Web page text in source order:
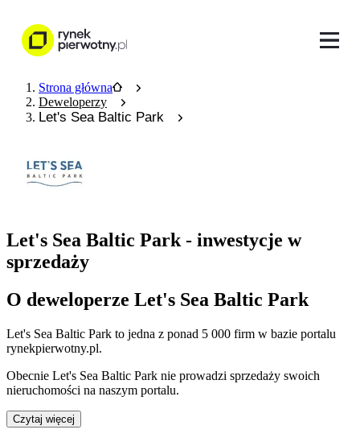
Strona główna
Deweloperzy
Let's Sea Baltic Park
Let's Sea Baltic Park - inwestycje w
sprzedaży
O deweloperze Let's Sea Baltic Park
Let's Sea Baltic Park to jedna z ponad 5 000 firm w bazie portalu
rynekpierwotny.pl.
Obecnie Let's Sea Baltic Park nie prowadzi sprzedaży swoich
nieruchomości na naszym portalu.
Czytaj więcej